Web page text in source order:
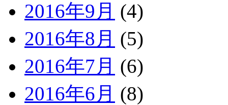
2016年9月 (4)
2016年8月 (5)
2016年7月 (6)
2016年6月 (8)